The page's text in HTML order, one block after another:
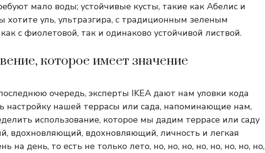
мало воды; устойчивые кусты, такие как Абелис и
хотите уль, ультразгира, с традиционным зеленым
с фиолетовой, так и одинаково устойчивой листвой.
которое имеет значение
очередь, эксперты IKEA дают нам уловки кода
настройку нашей террасы или сада, напоминающие нам,
использование, которое мы дадим террасе или саду
вдохновляющий, вдохновляющий, личность и легкая
на день, то есть не только лето, но, но, но, но, но, но, но, но,